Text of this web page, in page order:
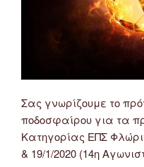
Σας γνωρίζουμε το
ποδοσφαίρου για τα
Κατηγορίας ΕΠΣ
& 19/1/2020 (14η